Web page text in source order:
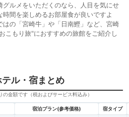
ルメをいただくのなら、人目を気にせ
間を楽しめるお部屋食が良いですよ
の「宮崎牛」や「日南鰹」など、宮崎
こもり旅"におすすめの旅館をご紹介し
ル・宿まとめ
金額です（税およびサービス料込み）
宿泊プラン(参考価格) 宿タイプ